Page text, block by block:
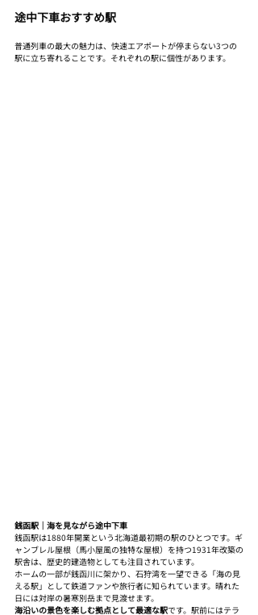
途中下車おすすめ駅
普通列車の最大の魅力は、快速エアポートが停まらない3つの
駅に立ち寄れることです。それぞれの駅に個性があります。
銭函駅｜海を見ながら途中下車
銭函駅は1880年開業という北海道最初期の駅のひとつです。ギ
ャンブレル屋根（馬小屋風の独特な屋根）を持つ1931年改築の
駅舎は、歴史的建造物としても注目されています。
ホームの一部が銭函川に架かり、石狩湾を一望できる「海の見
える駅」として鉄道ファンや旅行者に知られています。晴れた
日には対岸の暑寒別岳まで見渡せます。
海沿いの景色を楽しむ拠点として最適な駅です。駅前にはテラ